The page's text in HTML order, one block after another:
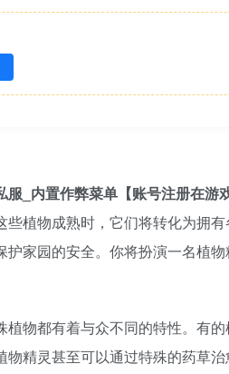
服_内置作弊菜单【账号注册在游
些植物成熟时，它们将转化为拥
护家园的安全。你将扮演一名植
植物都有着与众不同的特性。有
物精灵甚至可以通过特殊的药草